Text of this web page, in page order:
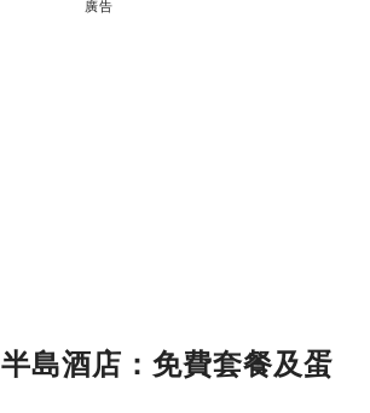
廣告
半島酒店：免費套餐及蛋